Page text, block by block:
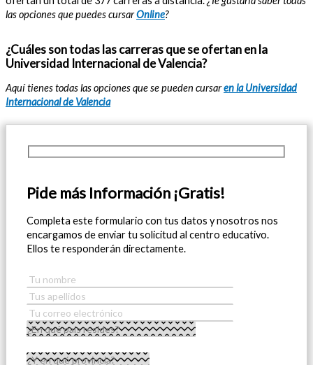
las opciones que puedes cursarOnline?
¿Cuáles son todas las carreras que se ofertan en la
Universidad Internacional de Valencia?
Aquí tienes todas las opciones que se pueden cursaren la Universidad
Internacional de Valencia
Pide más Información ¡Gratis!
Completa este formulario con tus datos y nosotros nos
encargamos de enviar tu solicitud al centro educativo.
Ellos te responderán directamente.